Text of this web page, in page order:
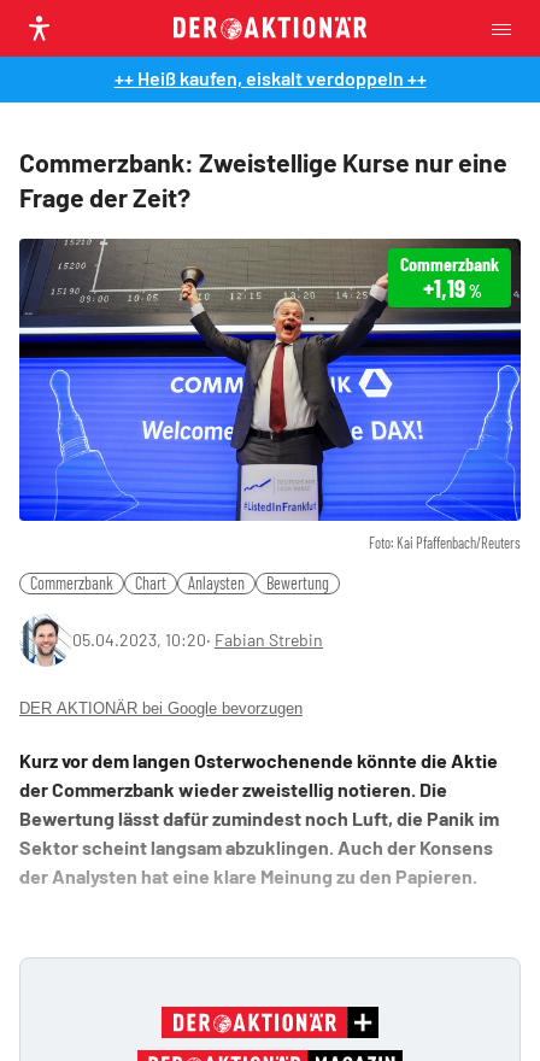
++ Heiß kaufen, eiskalt verdoppeln ++
Commerzbank: Zweistellige Kurse nur eine
Frage der Zeit?
Foto: Kai Pfaffenbach/Reuters
Commerzbank
+1,19 %
Commerzbank Chart Anlaysten Bewertung
05.04.2023, 10:20‧ Fabian Strebin
DER AKTIONÄR bei Google bevorzugen
Kurz vor dem langen Osterwochenende könnte die Aktie
der Commerzbank wieder zweistellig notieren. Die
Bewertung lässt dafür zumindest noch Luft, die Panik im
Sektor scheint langsam abzuklingen. Auch der Konsens
der Analysten hat eine klare Meinung zu den Papieren.